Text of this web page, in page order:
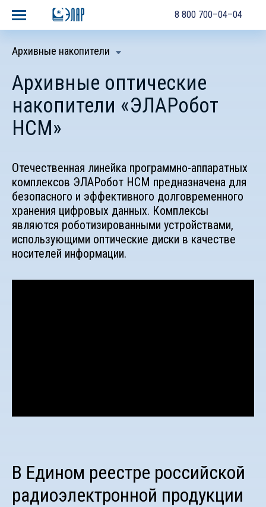
8 800 700–04–04
Архивные накопители
Архивные оптические
накопители «ЭЛАРобот
НСМ»
Отечественная линейка программно-аппаратных
комплексов ЭЛАРобот НСМ предназначена для
безопасного и эффективного долговременного
хранения цифровых данных. Комплексы
являются роботизированными устройствами,
использующими оптические диски в качестве
носителей информации.
В Едином реестре российской
радиоэлектронной продукции